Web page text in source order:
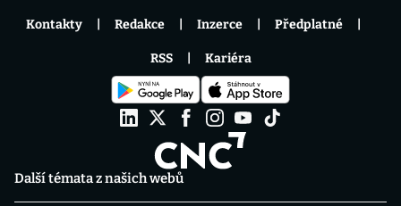
Další témata z našich webů
Kontakty Redakce Inzerce Předplatné
RSS Kariéra